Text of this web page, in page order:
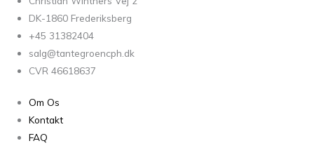
DK-1860 Frederiksberg
+45 31382404
salg@tantegroencph.dk
CVR 46618637
Om Os
Kontakt
FAQ